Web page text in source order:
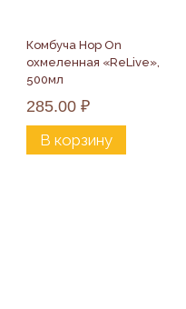
Комбуча Hop On
охмеленная «ReLive»,
500мл
285.00 ₽
В корзину